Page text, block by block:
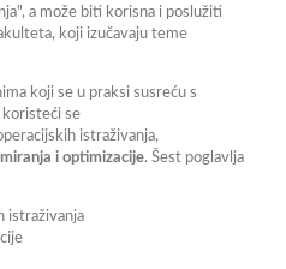
a može biti korisna i poslužiti
koji izučavaju teme
koji se u praksi susreću s
koristeći se
istraživanja,
i optimizacije. Šest poglavlja
istraživanja